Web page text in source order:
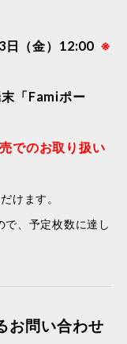
日（金）12:00 ※
「Famiポー
でのお取り扱い
けます。
、予定枚数に達し
お問い合わせ